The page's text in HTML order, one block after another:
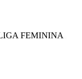
FEMININA